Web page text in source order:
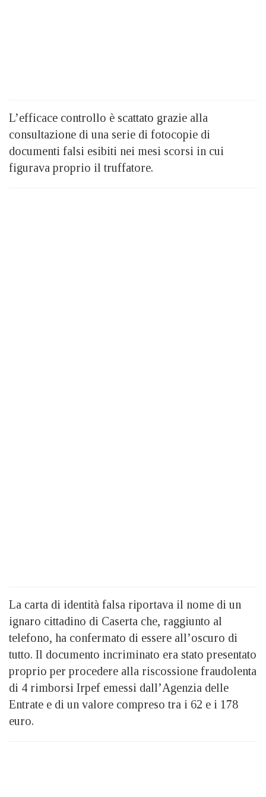
L’efficace controllo è scattato grazie alla
consultazione di una serie di fotocopie di
documenti falsi esibiti nei mesi scorsi in cui
figurava proprio il truffatore.
La carta di identità falsa riportava il nome di un
ignaro cittadino di Caserta che, raggiunto al
telefono, ha confermato di essere all’oscuro di
tutto. Il documento incriminato era stato presentato
proprio per procedere alla riscossione fraudolenta
di 4 rimborsi Irpef emessi dall’Agenzia delle
Entrate e di un valore compreso tra i 62 e i 178
euro.